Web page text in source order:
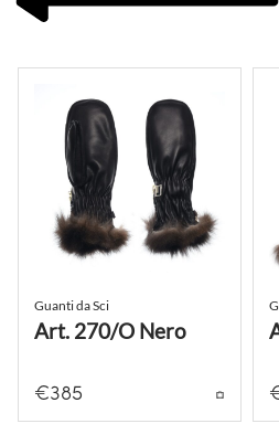
Guanti da Sci
Art. 270/O Nero
€385